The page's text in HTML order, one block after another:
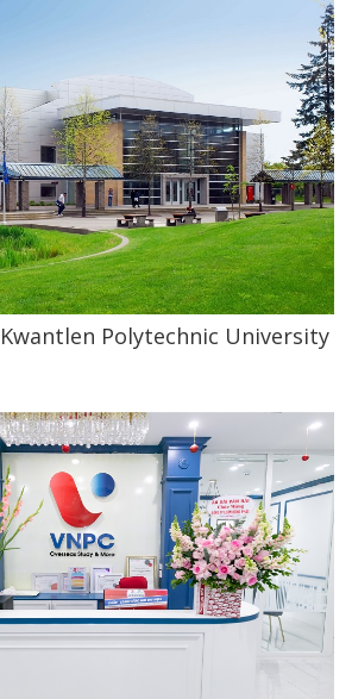
Polytechnic University